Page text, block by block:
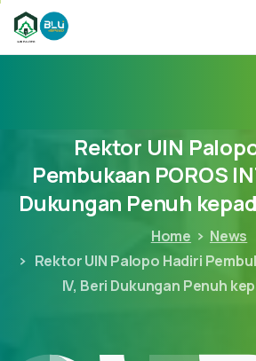
Rektor UIN
Pembukaan POROS
Dukungan Penuh
Home
News
Rektor UIN Palopo Hadiri
IV, Beri Dukungan Penuh